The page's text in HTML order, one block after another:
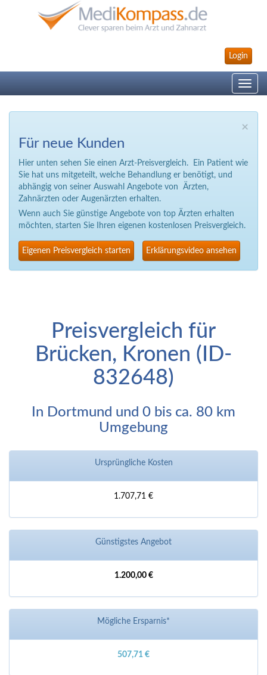
Login
Toggle
×
Für neue Kunden
Hier unten sehen Sie einen Arzt-Preisvergleich. Ein Patient wie
Sie hat uns mitgeteilt, welche Behandlung er benötigt, und
abhängig von seiner Auswahl Angebote von Ärzten,
Zahnärzten oder Augenärzten erhalten.
Wenn auch Sie günstige Angebote von top Ärzten erhalten
möchten, starten Sie Ihren eigenen kostenlosen Preisvergleich.
Eigenen Preisvergleich starten Erklärungsvideo ansehen
Preisvergleich für
Brücken, Kronen (ID-
832648)
In Dortmund und 0 bis ca. 80 km
Umgebung
Ursprüngliche Kosten
1.707,71 €
Günstigstes Angebot
1.200,00 €
Mögliche Ersparnis*
507,71 €